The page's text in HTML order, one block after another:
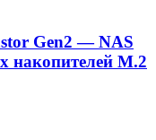
Gen2 — NAS
накопителей M.2